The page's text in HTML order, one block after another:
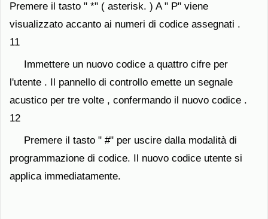
Premere il tasto " *" ( asterisk. ) A " P" viene
visualizzato accanto ai numeri di codice assegnati .
11
Immettere un nuovo codice a quattro cifre per
l'utente . Il pannello di controllo emette un segnale
acustico per tre volte , confermando il nuovo codice .
12
Premere il tasto " #" per uscire dalla modalità di
programmazione di codice. Il nuovo codice utente si
applica immediatamente.